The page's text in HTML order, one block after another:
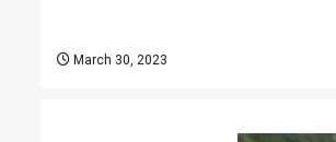
March 30, 2023